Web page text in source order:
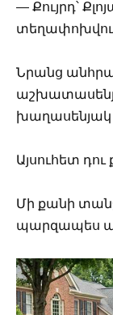
— Քույրդ՝
Նրանց
խաղասենյակ
Այսուհետ
Մի քանի
պարզապես